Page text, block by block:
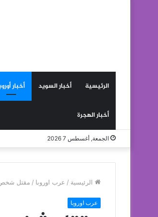
الرئيسية أخبار السويد أخبار
أخبار الهجرة
الجمعة, أغسطس 7 2026
الرئيسية / عرب اوروبا / مقتل شخص
عرب اوروبا